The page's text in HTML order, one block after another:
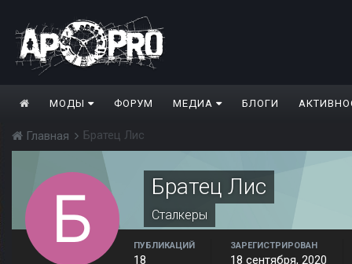
МОДЫ ФОРУМ МЕДИА БЛОГИ
Главная Братец Лис
Братец Лис
Сталкеры
ПУБЛИКАЦИЙ
18
ЗАРЕГИСТРИРОВАН
18 сентября, 2020